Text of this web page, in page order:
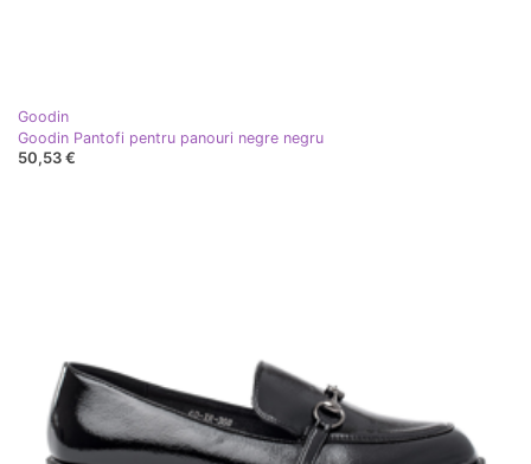
Goodin
Goodin Pantofi pentru panouri negre negru
50,53 €